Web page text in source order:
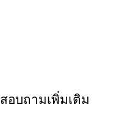
สอบถามเพิ่มเติม